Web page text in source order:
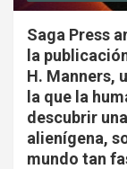
Saga Press
la
H. Manners,
la que la
descubrir
alienígena,
mundo tan